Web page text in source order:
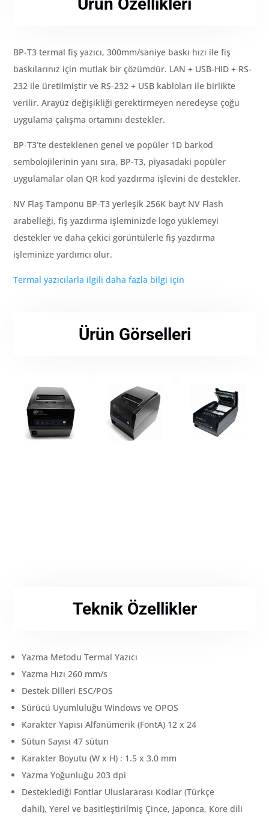
Ürün Özellikleri
BP-T3 termal fiş yazıcı, 300mm/saniye baskı hızı ile fiş
baskılarınız için mutlak bir çözümdür. LAN + USB-HID + RS-
232 ile üretilmiştir ve RS-232 + USB kabloları ile birlikte
verilir. Arayüz değişikliği gerektirmeyen neredeyse çoğu
uygulama çalışma ortamını destekler.
BP-T3’te desteklenen genel ve popüler 1D barkod
sembolojilerinin yanı sıra, BP-T3, piyasadaki popüler
uygulamalar olan QR kod yazdırma işlevini de destekler.
NV Flaş Tamponu BP-T3 yerleşik 256K bayt NV Flash
arabelleği, fiş yazdırma işleminizde logo yüklemeyi
destekler ve daha çekici görüntülerle fiş yazdırma
işleminize yardımcı olur.
Termal yazıcılarla ilgili daha fazla bilgi için
Ürün Görselleri
Teknik Özellikler
Yazma Metodu Termal Yazıcı
Yazma Hızı 260 mm/s
Destek Dilleri ESC/POS
Sürücü Uyumluluğu Windows ve OPOS
Karakter Yapısı Alfanümerik (FontA) 12 x 24
Sütun Sayısı 47 sütun
Karakter Boyutu (W x H) : 1.5 x 3.0 mm
Yazma Yoğunluğu 203 dpi
Desteklediği Fontlar Uluslararası Kodlar (Türkçe
dahil), Yerel ve basitleştirilmiş Çince, Japonca, Kore dili